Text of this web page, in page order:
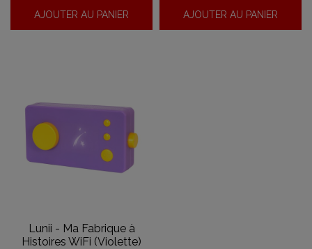
AJOUTER AU PANIER AJOUTER AU PANIER
Lunii - Ma Fabrique à
Histoires WiFi (Violette)